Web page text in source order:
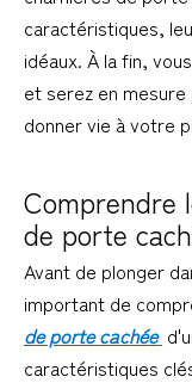
caractéristiques,
idéaux. À la fin,
et serez en
donner vie à votre
Comprendre
de porte
Avant de plonger
important de
de porte cachée
caractéristiques